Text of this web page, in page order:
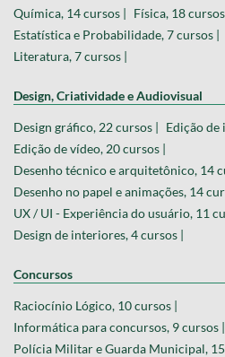
Química, 14 cursos | Física, 18
Estatística e Probabilidade, 7 cursos |
Literatura, 7 cursos |
Design, Criatividade e Audiovisual
Design gráfico, 22 cursos | Edição de
Edição de vídeo, 20 cursos |
Desenho técnico e arquitetônico, 14
Desenho no papel e animações, 14
UX / UI - Experiência do usuário, 11
Design de interiores, 4 cursos |
Concursos
Raciocínio Lógico, 10 cursos |
Informática para concursos, 9 cursos |
Polícia Militar e Guarda Municipal,